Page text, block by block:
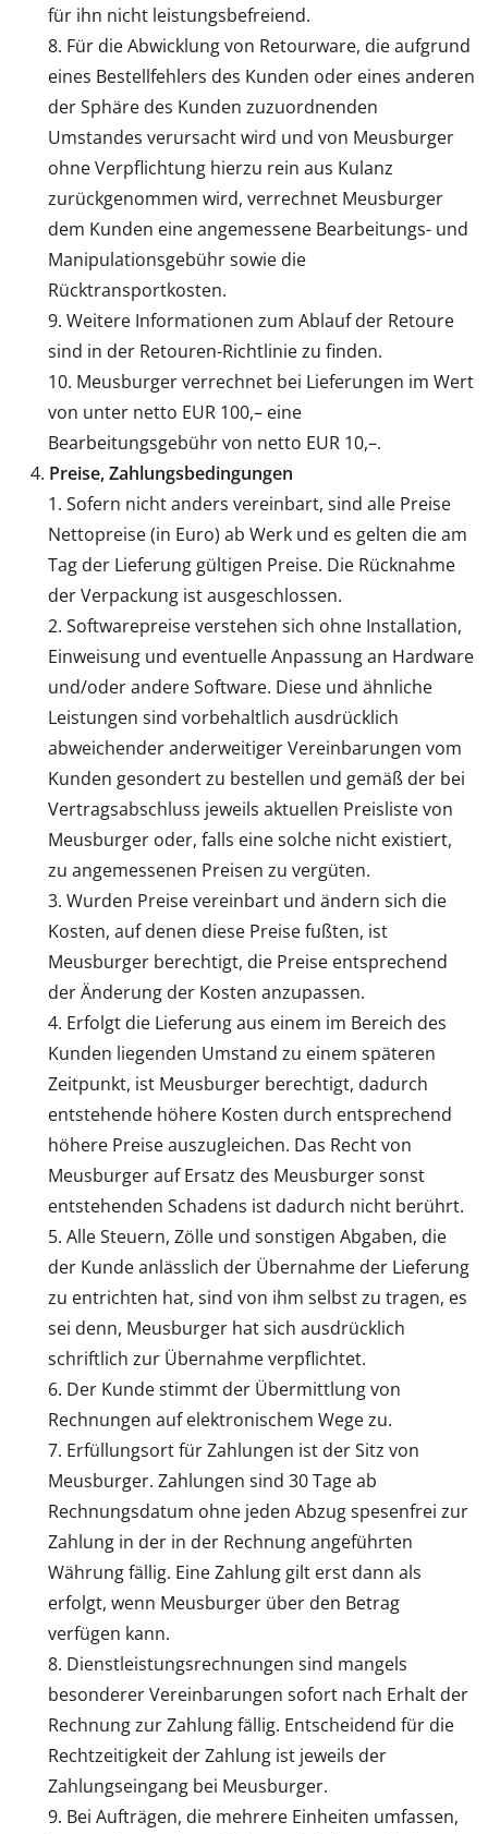
für ihn nicht leistungsbefreiend.
Für die Abwicklung von Retourware, die aufgrund
eines Bestellfehlers des Kunden oder eines anderen
der Sphäre des Kunden zuzuordnenden
Umstandes verursacht wird und von Meusburger
ohne Verpflichtung hierzu rein aus Kulanz
zurückgenommen wird, verrechnet Meusburger
dem Kunden eine angemessene Bearbeitungs- und
Manipulationsgebühr sowie die
Rücktransportkosten.
Weitere Informationen zum Ablauf der Retoure
sind in der Retouren-Richtlinie zu finden.
Meusburger verrechnet bei Lieferungen im Wert
von unter netto EUR 100,– eine
Bearbeitungsgebühr von netto EUR 10,–.
Preise, Zahlungsbedingungen
Sofern nicht anders vereinbart, sind alle Preise
Nettopreise (in Euro) ab Werk und es gelten die am
Tag der Lieferung gültigen Preise. Die Rücknahme
der Verpackung ist ausgeschlossen.
Softwarepreise verstehen sich ohne Installation,
Einweisung und eventuelle Anpassung an Hardware
und/oder andere Software. Diese und ähnliche
Leistungen sind vorbehaltlich ausdrücklich
abweichender anderweitiger Vereinbarungen vom
Kunden gesondert zu bestellen und gemäß der bei
Vertragsabschluss jeweils aktuellen Preisliste von
Meusburger oder, falls eine solche nicht existiert,
zu angemessenen Preisen zu vergüten.
Wurden Preise vereinbart und ändern sich die
Kosten, auf denen diese Preise fußten, ist
Meusburger berechtigt, die Preise entsprechend
der Änderung der Kosten anzupassen.
Erfolgt die Lieferung aus einem im Bereich des
Kunden liegenden Umstand zu einem späteren
Zeitpunkt, ist Meusburger berechtigt, dadurch
entstehende höhere Kosten durch entsprechend
höhere Preise auszugleichen. Das Recht von
Meusburger auf Ersatz des Meusburger sonst
entstehenden Schadens ist dadurch nicht berührt.
Alle Steuern, Zölle und sonstigen Abgaben, die
der Kunde anlässlich der Übernahme der Lieferung
zu entrichten hat, sind von ihm selbst zu tragen, es
sei denn, Meusburger hat sich ausdrücklich
schriftlich zur Übernahme verpflichtet.
Der Kunde stimmt der Übermittlung von
Rechnungen auf elektronischem Wege zu.
Erfüllungsort für Zahlungen ist der Sitz von
Meusburger. Zahlungen sind 30 Tage ab
Rechnungsdatum ohne jeden Abzug spesenfrei zur
Zahlung in der in der Rechnung angeführten
Währung fällig. Eine Zahlung gilt erst dann als
erfolgt, wenn Meusburger über den Betrag
verfügen kann.
Dienstleistungsrechnungen sind mangels
besonderer Vereinbarungen sofort nach Erhalt der
Rechnung zur Zahlung fällig. Entscheidend für die
Rechtzeitigkeit der Zahlung ist jeweils der
Zahlungseingang bei Meusburger.
Bei Aufträgen, die mehrere Einheiten umfassen,